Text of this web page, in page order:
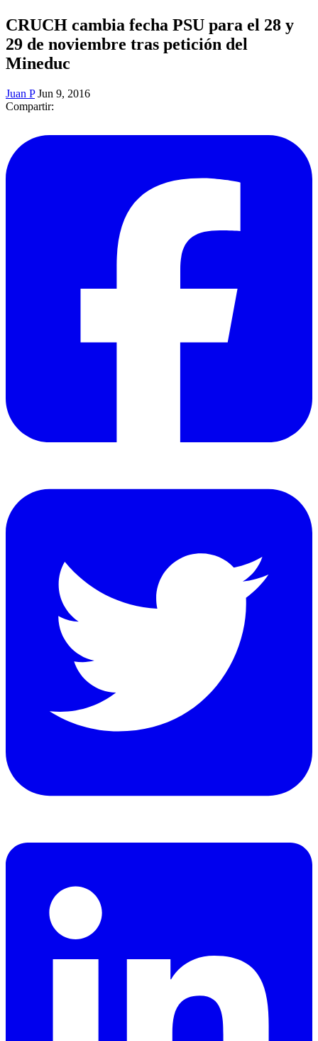
CRUCH cambia fecha PSU para el 28 y
29 de noviembre tras petición del
Mineduc
Juan P Jun 9, 2016
Compartir: